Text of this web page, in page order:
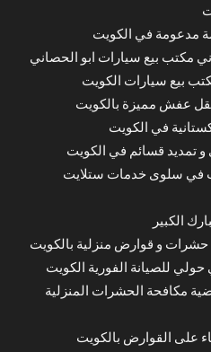
مدعومة في الكويت
مكتب بيع سيارات ابو الحصاني
بيع سيارات الكويت
عفش مميزة بالكويت
في الكويت
تمديد قسائم في الكويت
في سلوى خدمات ستلايت
الكبير
و قوارض منزلية بالكويت
للصيانة الفورية الكويت
مكافحة الحشرات المنزلية
على القوارض بالكويت